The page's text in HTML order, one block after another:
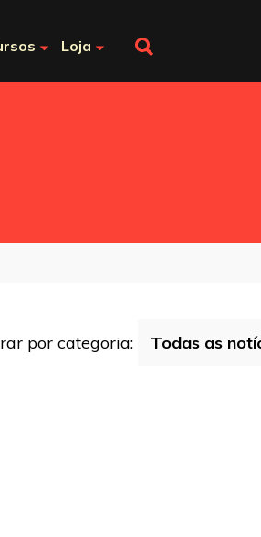
Loja
por categoria: